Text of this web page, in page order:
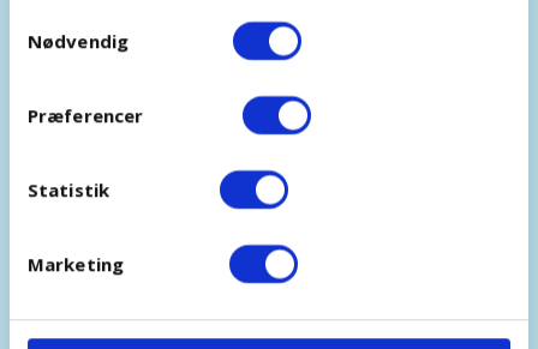
Nødvendig
Præferencer
Statistik
Marketing